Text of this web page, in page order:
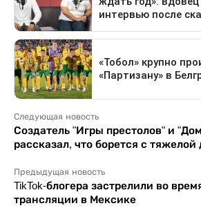
Следующая новость
Создатель "Игры престолов" и
рассказал, что борется с тяжелой
Предыдущая новость
TikTok-блогера застрелили во
трансляции в Мексике